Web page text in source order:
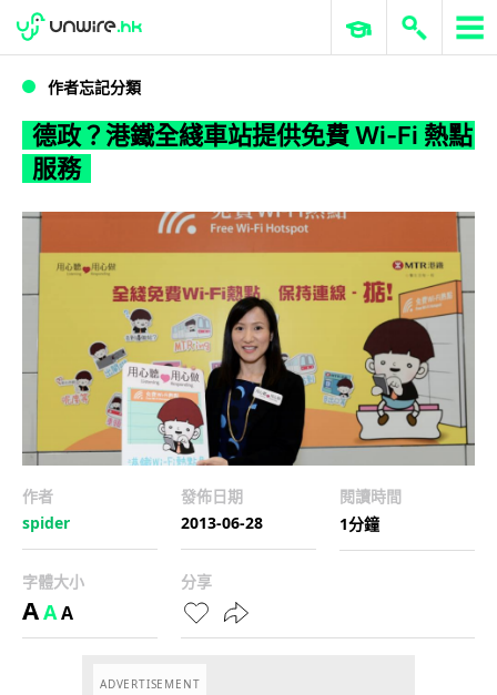
德政？港鐵全綫車站提供免費 Wi-Fi 熱點服務
WWDC 2026 ERP 與商業 AI
作者忘記分類
德政？港鐵全綫車站提供免費 Wi-Fi 熱點
服務
作者
spider
發佈日期
2013-06-28
閱讀時間
1分鐘
字體大小
AAA
分享
ADVERTISEMENT